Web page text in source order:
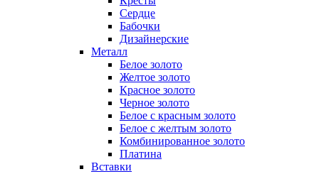
Сердце
Бабочки
Дизайнерские
Металл
Белое золото
Желтое золото
Красное золото
Черное золото
Белое с красным золото
Белое с желтым золото
Комбинированное золото
Платина
Вставки